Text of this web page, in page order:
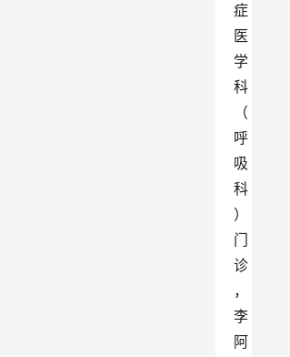
症
医
学
科
（
呼
吸
科
）
门
诊
，
李
阿